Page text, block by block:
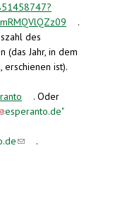
(link is
.
des
(das Jahr, in dem
erschienen ist).
(link is
external)
. Oder
esperanto.de"
(link sends e-
(link sends
.